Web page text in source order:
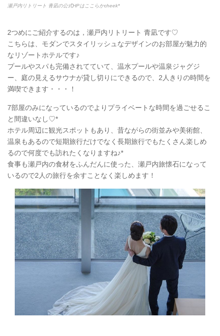
瀬戸内リトリート 青凪の公式HPはここらかcheek*
2つめにご紹介するのは，瀬戸内リトリート 青凪です♡
こちらは、モダンでスタイリッシュなデザインのお部屋が魅力的
なリゾートホテルです♪
プールやスパも完備されてていて、温水プールや温泉ジャグジ
ー、庭の見えるサウナが貸し切りにできるので、2人きりの時間を
満喫できます・・・！
7部屋のみになっているのでよりプライベートな時間を過ごせるこ
と間違いなし♡*
ホテル周辺に観光スポットもあり、昔ながらの街並みや美術館、
温泉もあるので短期旅行だけでなく長期旅行でもたくさん楽しめ
るので何度でも訪れたくなりますね♪*
食事も瀬戸内の食材をふんだんに使った、瀬戸内旅懐石になって
いるので2人の旅行を余すことなく楽しめます！